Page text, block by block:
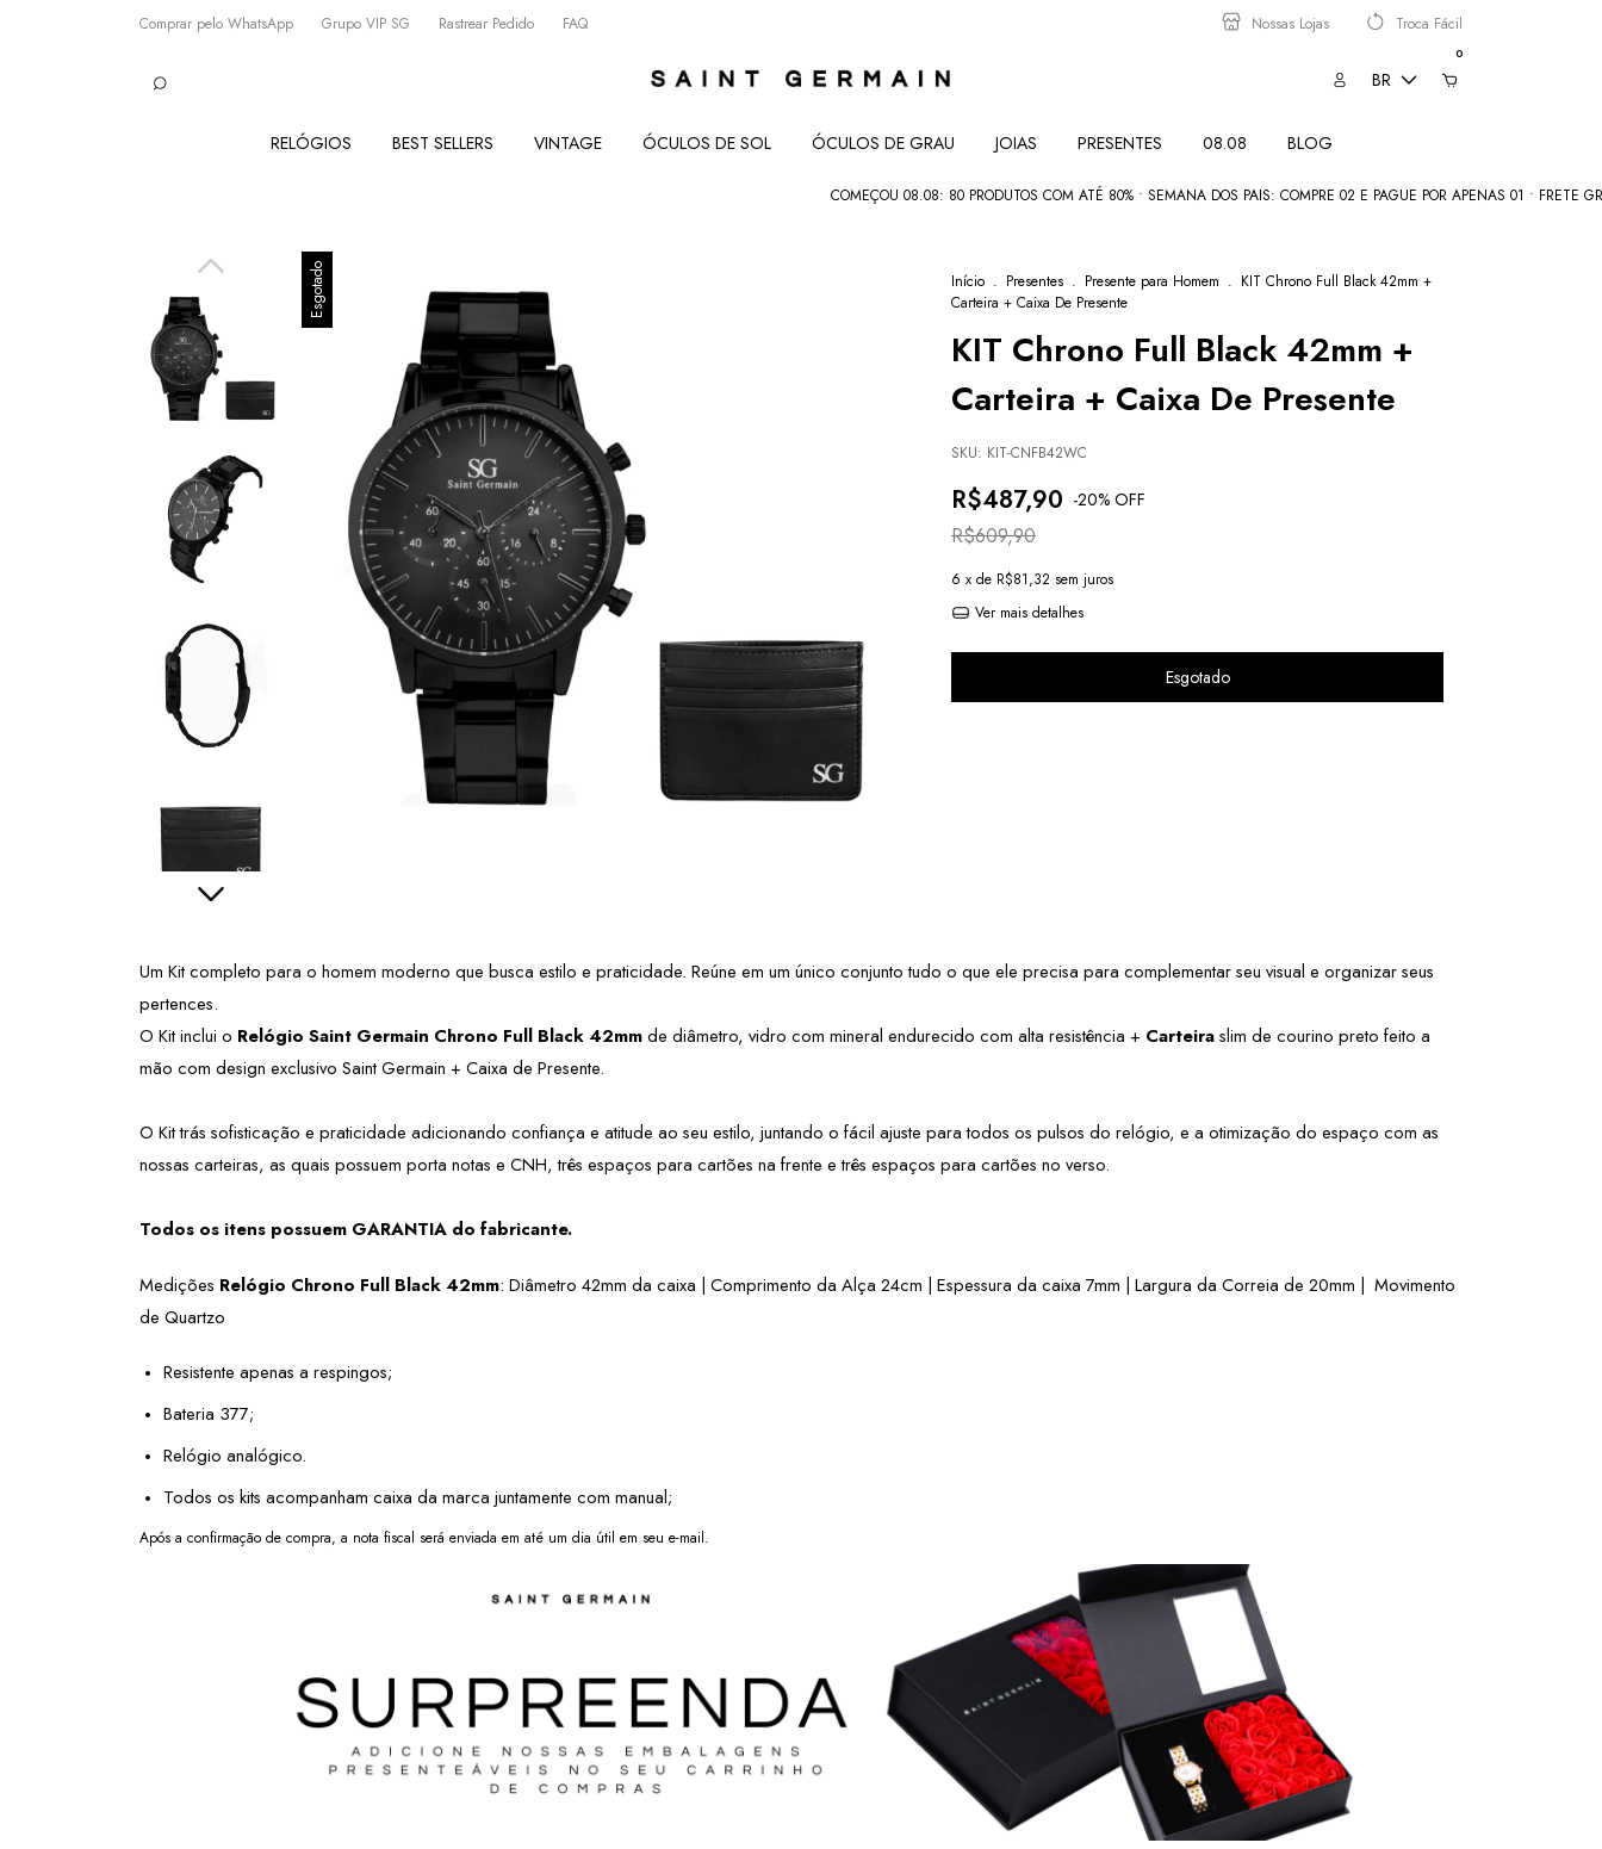
Comprar pelo WhatsApp Grupo VIP SG Rastrear Pedido FAQ Nossas Lojas Troca Fácil
BR
0
RELÓGIOS BEST SELLERS VINTAGE ÓCULOS DE SOL ÓCULOS DE GRAU JOIAS PRESENTES 08.08 BLOG
COMEÇOU 08.08: 80 PRODUTOS COM ATÉ 80% • SEMANA DOS PAIS: COMPRE 02 E PAGUE POR APENAS 01 • FRETE
Esgotado Início . Presentes . Presente para Homem . KIT Chrono Full Black 42mm +
Carteira + Caixa De Presente
KIT Chrono Full Black 42mm +
Carteira + Caixa De Presente
SKU: KIT-CNFB42WC
R$487,90 -20% OFF
R$609,90
6 x de R$81,32 sem juros
Ver mais detalhes
Um Kit completo para o homem moderno que busca estilo e praticidade. Reúne em um único conjunto tudo o que ele precisa para complementar seu visual e organizar seus
pertences.
O Kit inclui o Relógio Saint Germain Chrono Full Black 42mm de diâmetro, vidro com mineral endurecido com alta resistência + Carteira slim de courino preto feito a
mão com design exclusivo Saint Germain + Caixa de Presente.
O Kit trás sofisticação e praticidade adicionando confiança e atitude ao seu estilo, juntando o fácil ajuste para todos os pulsos do relógio, e a otimização do espaço com as
nossas carteiras, as quais possuem porta notas e CNH, três espaços para cartões na frente e três espaços para cartões no verso.
Todos os itens possuem GARANTIA do fabricante.
Medições Relógio Chrono Full Black 42mm: Diâmetro 42mm da caixa | Comprimento da Alça 24cm | Espessura da caixa 7mm | Largura da Correia de 20mm |  Movimento
de Quartzo
Resistente apenas a respingos;
Bateria 377;
Relógio analógico.
Todos os kits acompanham caixa da marca juntamente com manual;
Após a confirmação de compra, a nota fiscal será enviada em até um dia útil em seu e-mail.